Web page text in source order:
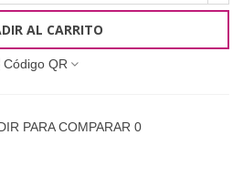
AL CARRITO
Código QR
PARA COMPARAR 0